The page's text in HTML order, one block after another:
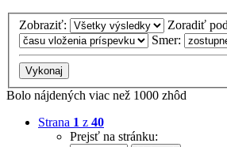
Zobraziť:
Zoradiť
Smer:
Bolo nájdených viac než 1000 zhôd
Strana 1 z 40
Prejsť na stránku: